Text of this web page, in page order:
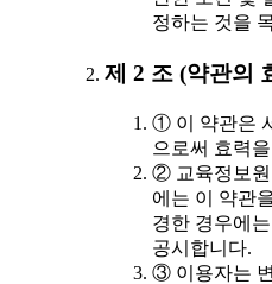
정하는 것을
제 2 조 (약관의
① 이 약관은
으로써 효력
② 교육정보원
에는 이 약관
경한 경우에
공시합니다.
③ 이용자는